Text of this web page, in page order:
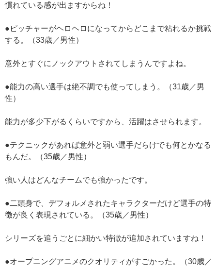
慣れている感が出ますからね！
●ピッチャーがヘロヘロになってからどこまで粘れるか挑戦
する。（33歳／男性）
意外とすぐにノックアウトされてしまうんですよね。
●能力の高い選手は絶不調でも使ってしまう。（31歳／男
性）
能力が多少下がるくらいですから、活躍はさせられます。
●テクニックがあれば意外と弱い選手だらけでも何とかなる
もんだ。（35歳／男性）
強い人はどんなチームでも強かったです。
●二頭身で、デフォルメされたキャラクターだけど選手の特
徴が良く表現されている。（35歳／男性）
シリーズを追うごとに細かい特徴が追加されていますね！
●オープニングアニメのクオリティがすごかった。（30歳／